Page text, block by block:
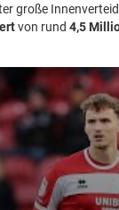
große
von rund 4,5